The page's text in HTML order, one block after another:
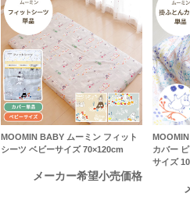
MOOMIN BABY ムーミン フィット
シーツ ベビーサイズ 70×120cm
メーカー希望小売価格
カバー
サイズ